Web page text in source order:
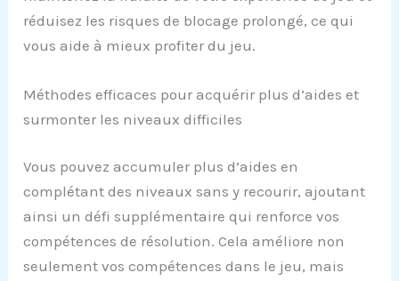
réduisez les risques de blocage prolongé, ce qui
vous aide à mieux profiter du jeu.
Méthodes efficaces pour acquérir plus d’aides et
surmonter les niveaux difficiles
Vous pouvez accumuler plus d’aides en
complétant des niveaux sans y recourir, ajoutant
ainsi un défi supplémentaire qui renforce vos
compétences de résolution. Cela améliore non
seulement vos compétences dans le jeu, mais